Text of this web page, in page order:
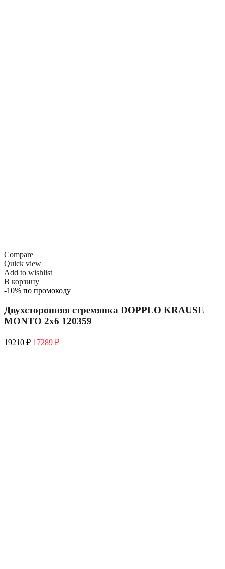
Compare
Quick view
Add to wishlist
В корзину
-10% по промокоду
Двухсторонняя стремянка DOPPLO KRAUSE
MONTO 2х6 120359
19210₽ 17289 ₽